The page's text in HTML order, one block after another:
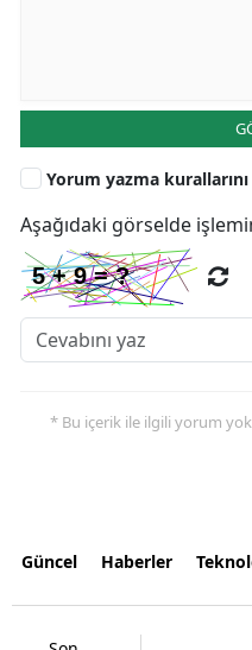
Yorum yazma kurallarını
Aşağıdaki görselde
* Bu içerik ile ilgili yorum
Güncel Haberler